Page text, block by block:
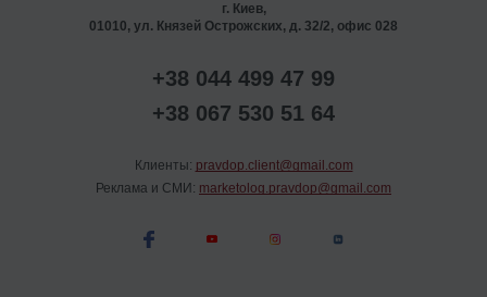
г. Киев,
01010, ул. Князей Острожских, д. 32/2, офис 028
+38 044 499 47 99
+38 067 530 51 64
Клиенты: pravdop.client@gmail.com
Реклама и СМИ: marketolog.pravdop@gmail.com